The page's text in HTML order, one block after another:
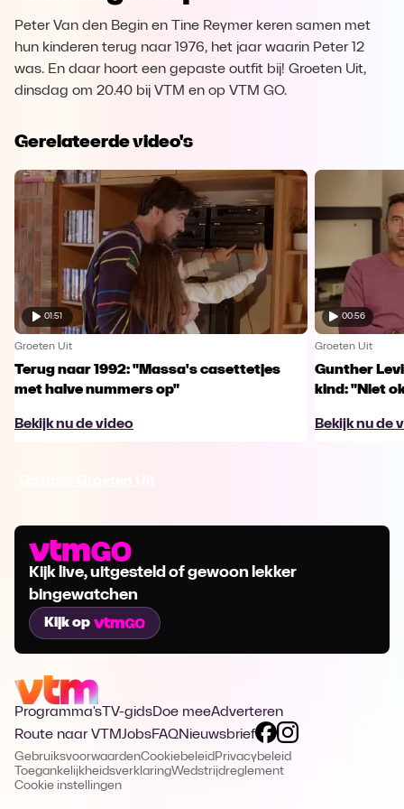
Peter Van den Begin en Tine Reymer keren samen met
hun kinderen terug naar 1976, het jaar waarin Peter 12
was. En daar hoort een gepaste outfit bij! Groeten Uit,
dinsdag om 20.40 bij VTM en op VTM GO.
Gerelateerde video's
01:51
Groeten Uit
Terug naar 1992: "Massa's casettetjes
met halve nummers op"
Bekijk nu de video
00:56
Groeten Uit
Gunther
kind: "Niet
Bekijk nu de
Kijk live, uitgesteld of gewoon lekker
bingewatchen
Kijk op
Programma's TV-gidsDoe meeAdverteren
Route naar VTMJobsFAQNieuwsbrief
GebruiksvoorwaardenCookiebeleid Privacybeleid
ToegankelijkheidsverklaringWedstrijdreglement
Cookie instellingen